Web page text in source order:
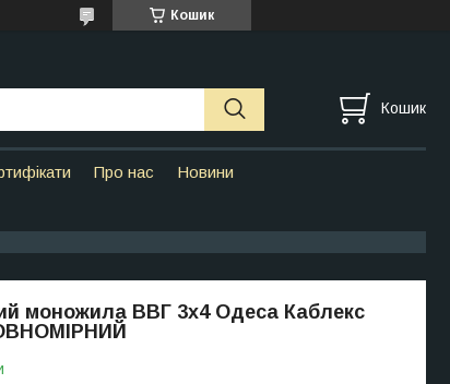
Кошик
Кошик
Про нас Новини
моножила ВВГ 3х4 Одеса Каблекс